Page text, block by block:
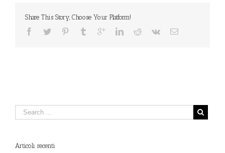
Share This Story, Choose Your Platform!
Articoli recenti